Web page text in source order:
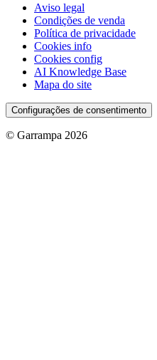
Aviso legal
Condições de venda
Política de privacidade
Cookies info
Cookies config
AI Knowledge Base
Mapa do site
Configurações de consentimento
© Garrampa 2026